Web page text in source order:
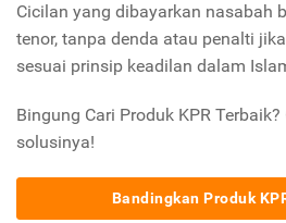
Cicilan yang dibayarkan nasabah
tenor, tanpa denda atau penalti
sesuai prinsip keadilan dalam
Bingung Cari Produk KPR
solusinya!
Bandingkan Produk